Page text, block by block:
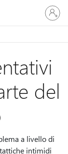
Accedi
con
il
account
del
a livello di
intimidi